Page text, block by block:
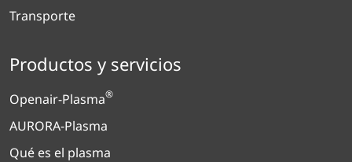
Transporte
Productos y servicios
Openair-Plasma®
AURORA-Plasma
Qué es el plasma